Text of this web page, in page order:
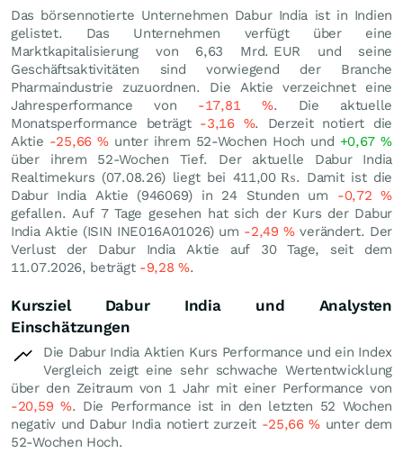
Das börsennotierte Unternehmen Dabur India ist in Indien
gelistet. Das Unternehmen verfügt über eine
Marktkapitalisierung von 6,63 Mrd. EUR und seine
Geschäftsaktivitäten sind vorwiegend der Branche
Pharmaindustrie zuzuordnen. Die Aktie verzeichnet eine
Jahresperformance von -17,81 %. Die aktuelle
Monatsperformance beträgt -3,16 %. Derzeit notiert die
Aktie -25,66%unter ihrem 52-Wochen Hoch und +0,67%
über ihrem 52-Wochen Tief. Der aktuelle Dabur India
Realtimekurs (07.08.26) liegt bei 411,00 ₨. Damit ist die
Dabur India Aktie (946069) in 24 Stunden um -0,72%
gefallen. Auf 7 Tage gesehen hat sich der Kurs der Dabur
India Aktie (ISIN INE016A01026) um -2,49%verändert. Der
Verlust der Dabur India Aktie auf 30 Tage, seit dem
11.07.2026, beträgt -9,28%.
Kursziel Dabur India und Analysten
Einschätzungen
Die Dabur India Aktien Kurs Performance und ein Index
Vergleich zeigt eine sehr schwache Wertentwicklung
über den Zeitraum von 1 Jahr mit einer Performance von
-20,59 %. Die Performance ist in den letzten 52 Wochen
negativ und Dabur India notiert zurzeit -25,66% unter dem
52-Wochen Hoch.